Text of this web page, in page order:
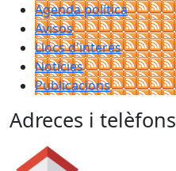
Agenda política
Avisos
Llocs d'interès
Notícies
Publicacions
Adreces i telèfons